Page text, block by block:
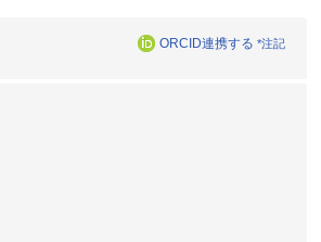
ORCID連携する *注記